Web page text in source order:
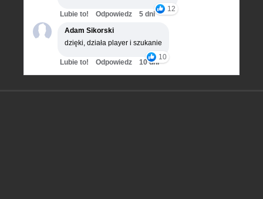
12
Lubie to! Odpowiedz
5 dni
Adam Sikorski
dzięki, działa player i szukanie
10
Lubie to! Odpowiedz 10 dni